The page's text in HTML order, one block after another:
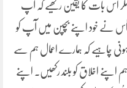
اس بات کا یقین رکھیے کہ آپ
اُس نے خود اپنے بچپن میں آپ کو
چاہیے کہ ہمارے اعمال ہم سے
اپنے اخلاق کو بلند رکھیں۔ اپنے